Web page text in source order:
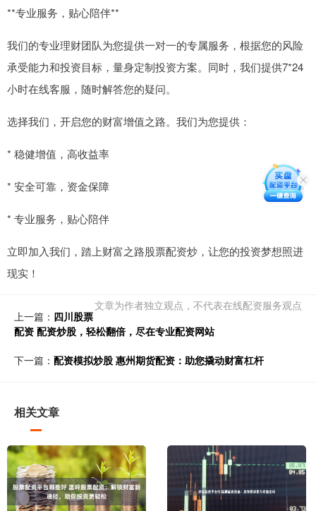
**专业服务，贴心陪伴**
我们的专业理财团队为您提供一对一的专属服务，根据您的风险
承受能力和投资目标，量身定制投资方案。同时，我们提供7*24
小时在线客服，随时解答您的疑问。
选择我们，开启您的财富增值之路。我们为您提供：
* 稳健增值，高收益率
* 安全可靠，资金保障
* 专业服务，贴心陪伴
立即加入我们，踏上财富之路股票配资炒，让您的投资梦想照进
现实！
文章为作者独立观点，不代表在线配资服务观点
上一篇： 四川股票
配资 配资炒股，轻松翻倍，尽在专业配资网站
下一篇： 配资模拟炒股 惠州期货配资：助您撬动财富杠杆
相关文章